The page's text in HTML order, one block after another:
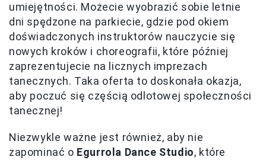
umiejętności. Możecie wyobrazić sobie letnie
dni spędzone na parkiecie, gdzie pod okiem
doświadczonych instruktorów nauczycie się
nowych kroków i choreografii, które później
zaprezentujecie na licznych imprezach
tanecznych. Taka oferta to doskonała okazja,
aby poczuć się częścią odlotowej społeczności
tanecznej!
Niezwykle ważne jest również, aby nie
zapominać o Egurrola Dance Studio, które